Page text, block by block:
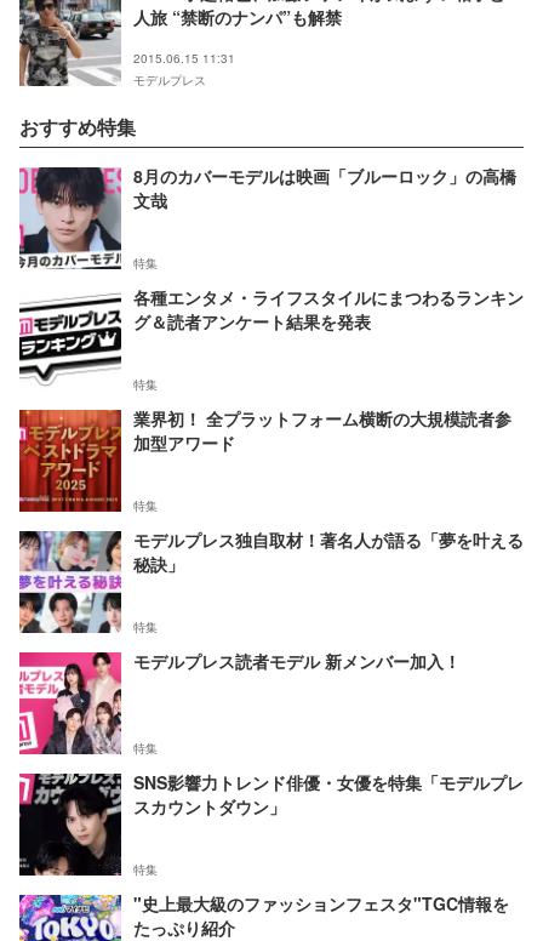
人旅 “禁断のナンパ”も解禁
2015.06.15 11:31
モデルプレス
おすすめ特集
8月のカバーモデルは映画「ブルーロック」の高橋
文哉
特集
各種エンタメ・ライフスタイルにまつわるランキン
グ＆読者アンケート結果を発表
特集
業界初！ 全プラットフォーム横断の大規模読者参
加型アワード
特集
モデルプレス独自取材！著名人が語る「夢を叶える
秘訣」
特集
モデルプレス読者モデル 新メンバー加入！
特集
SNS影響力トレンド俳優・女優を特集「モデルプレ
スカウントダウン」
特集
"史上最大級のファッションフェスタ"TGC情報を
たっぷり紹介